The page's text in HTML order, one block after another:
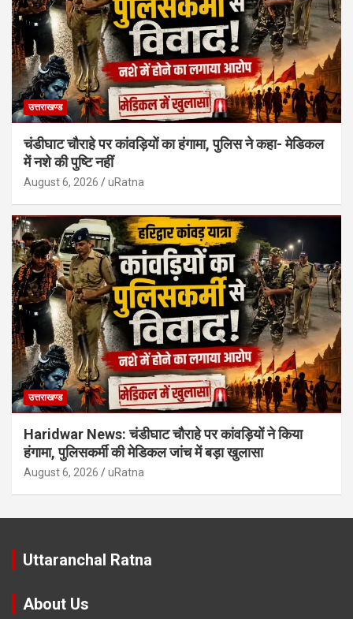
उत्तराखण्ड
चंडीघाट चौराहे पर कांवड़ियों का हंगामा, पुलिस ने कहा- मेडिकल
में नशे की पुष्टि नहीं
August 6, 2026 uRatna
उत्तराखण्ड
Haridwar News: चंडीघाट चौराहे पर कांवड़ियों ने किया
हंगामा, पुलिसकर्मी की मेडिकल जांच में बड़ा खुलासा
August 6, 2026 uRatna
Uttaranchal Ratna
About Us